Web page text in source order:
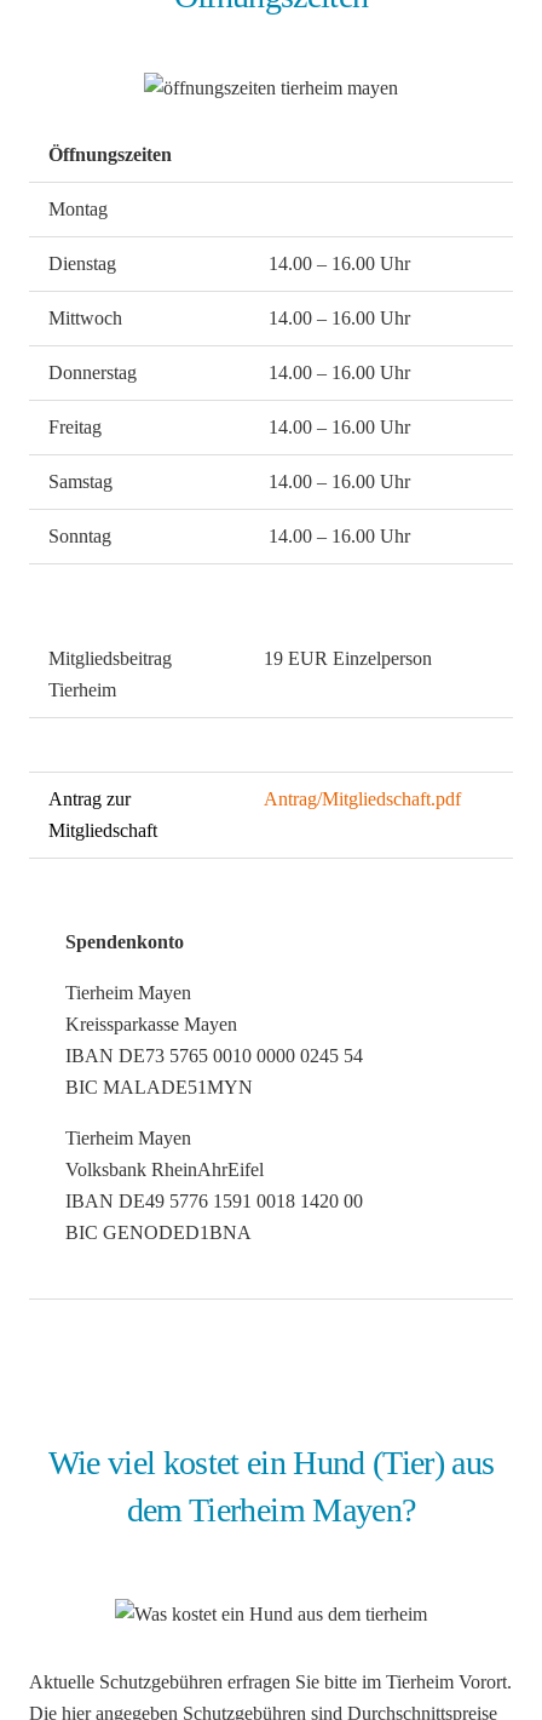
Öffnungszeiten
Montag
Dienstag 14.00 – 16.00 Uhr
Mittwoch 14.00 – 16.00 Uhr
Donnerstag 14.00 – 16.00 Uhr
Freitag 14.00 – 16.00 Uhr
Samstag 14.00 – 16.00 Uhr
Sonntag 14.00 – 16.00 Uhr
Mitgliedsbeitrag
Tierheim
19 EUR Einzelperson
Antrag zur
Mitgliedschaft
Antrag/Mitgliedschaft.pdf
Spendenkonto
Tierheim Mayen
Kreissparkasse Mayen
IBAN DE73 5765 0010 0000 0245 54
BIC MALADE51MYN
Tierheim Mayen
Volksbank RheinAhrEifel
IBAN DE49 5776 1591 0018 1420 00
BIC GENODED1BNA
Wie viel kostet ein Hund (Tier) aus
dem Tierheim Mayen?
Aktuelle Schutzgebühren erfragen Sie bitte im Tierheim Vorort.
Die hier angegeben Schutzgebühren sind Durchschnittspreise